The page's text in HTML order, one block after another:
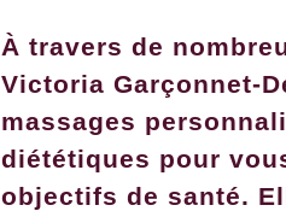
À travers de
Victoria Garçonnet-
massages
diététiques pour
objectifs de santé.